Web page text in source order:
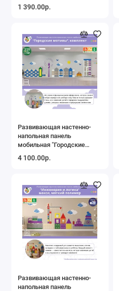
полимер
1 390.00р.
Развивающая настенно-
напольная панель
мобильная "Городские
4 100.00р.
Развивающая настенно-
напольная панель